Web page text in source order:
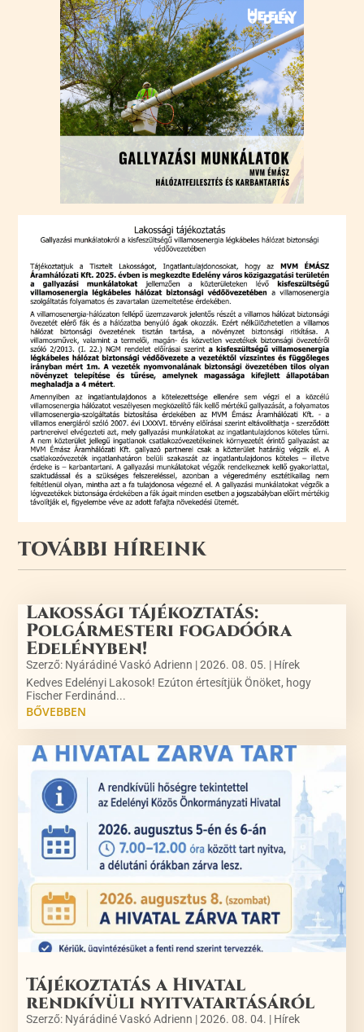
TOVÁBBI HÍREINK
Lakossági tájékoztatás:
Polgármesteri fogadóóra
Edelényben!
Szerző: Nyárádiné Vaskó Adrienn |2026. 08. 05. | Hírek
Kedves Edelényi Lakosok! Ezúton értesítjük Önöket, hogy
Fischer Ferdinánd...
BŐVEBBEN
Tájékoztatás a Hivatal
rendkívüli nyitvatartásáról
Szerző: Nyárádiné Vaskó Adrienn |2026. 08. 04. | Hírek